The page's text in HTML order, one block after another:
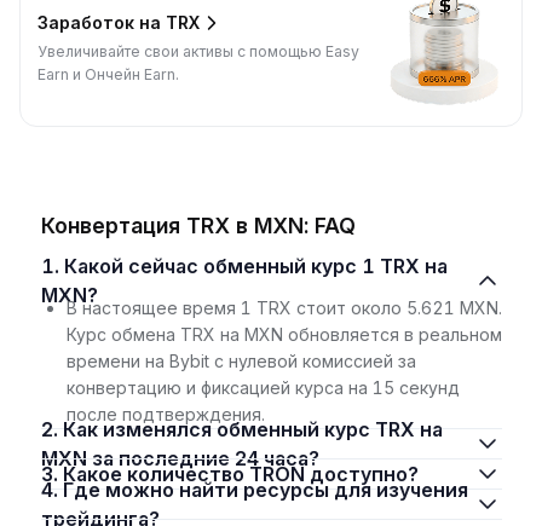
Заработок на TRX
Увеличивайте свои активы с помощью Easy
Earn и Ончейн Earn.
Конвертация TRX в MXN: FAQ
1. Какой сейчас обменный курс 1 TRX на
MXN?
В настоящее время 1 TRX стоит около 5.621 MXN.
Курс обмена TRX на MXN обновляется в реальном
времени на Bybit с нулевой комиссией за
конвертацию и фиксацией курса на 15 секунд
после подтверждения.
2. Как изменялся обменный курс TRX на
MXN за последние 24 часа?
3. Какое количество TRON доступно?
4. Где можно найти ресурсы для изучения
трейдинга?